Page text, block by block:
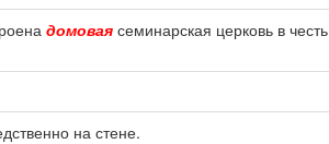
домовая семинарская церковь в честь
на стене.